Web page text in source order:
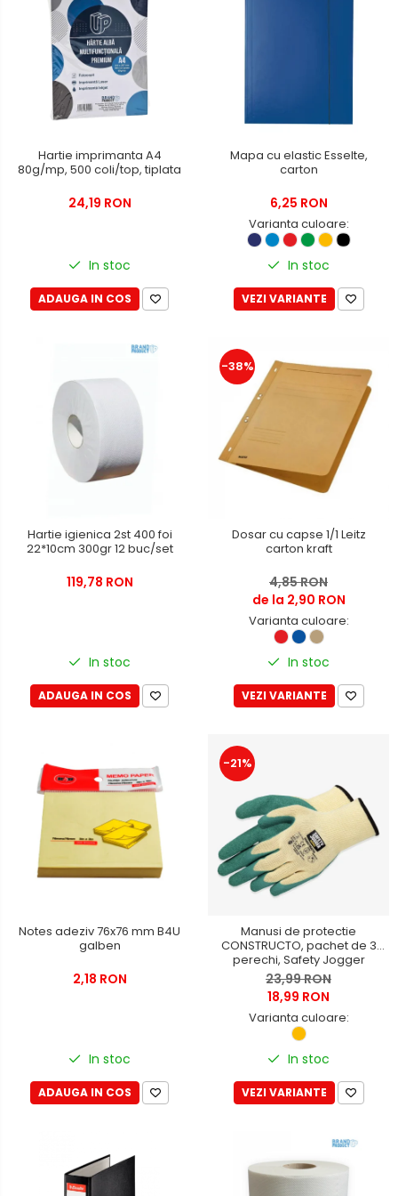
Creioane mecanice si grafit
Rollere
Finelinere
Textmarkere
Markere diverse
Rezerve instrumente scris
Curatenie si igiena
Produse Antibacteriene
Articole pentru bucatarie
Maturi, mopuri si galeti
Hartie igienica, prosoape hartie
si dispensere
Articole pentru rufe, casa,
geamuri, mobila
Intretinere si odorizante masina
personalizate
Imbracaminte
Tricouri
Bluze & Pulovere
Camasi
Pantaloni
Incaltaminte de lucru si protectie
Incaltaminte de oras si munte
Accesorii pentru protectia
Hartie imprimanta A4
80g/mp, 500 coli/top, tiplata
24,19 RON
In stoc
ADAUGA IN COS
Mapa cu elastic Esselte,
carton
6,25 RON
Varianta culoare:
In stoc
VEZI VARIANTE
Hartie igienica 2st 400 foi
22*10cm 300gr 12 buc/set
119,78 RON
In stoc
ADAUGA IN COS
-38%
Dosar cu capse 1/1 Leitz
carton kraft
4,85 RON
de la 2,90 RON
Varianta culoare:
In stoc
VEZI VARIANTE
Notes adeziv 76x76 mm B4U
galben
2,18 RON
In stoc
ADAUGA IN COS
-21%
Manusi de protectie
CONSTRUCTO, pachet de 3
perechi, Safety Jogger
23,99 RON
18,99 RON
Varianta culoare:
In stoc
VEZI VARIANTE